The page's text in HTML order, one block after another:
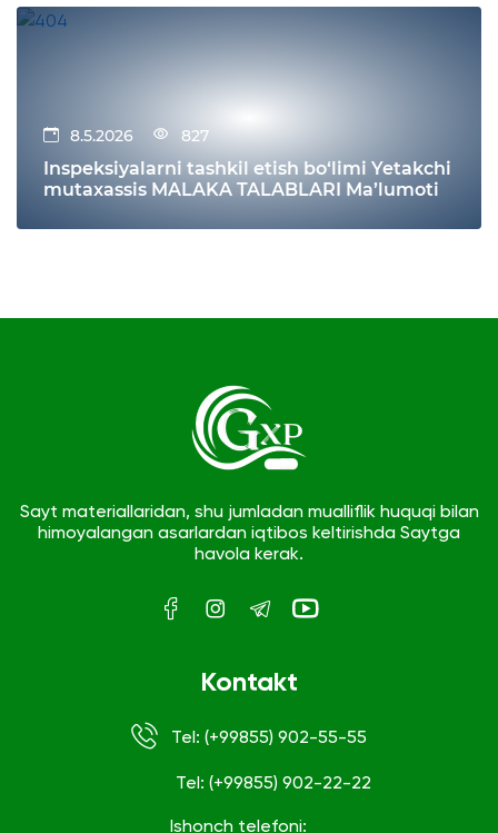
8.5.2026 827
Inspeksiyalarni tashkil etish bo‘limi Yetakchi
mutaxassis MALAKA TALABLARI Ma’lumoti
Sayt materiallaridan, shu jumladan mualliflik huquqi bilan
himoyalangan asarlardan iqtibos keltirishda Saytga
havola kerak.
Kontakt
Tel: (+99855) 902-55-55
Tel: (+99855) 902-22-22
Ishonch telefoni: